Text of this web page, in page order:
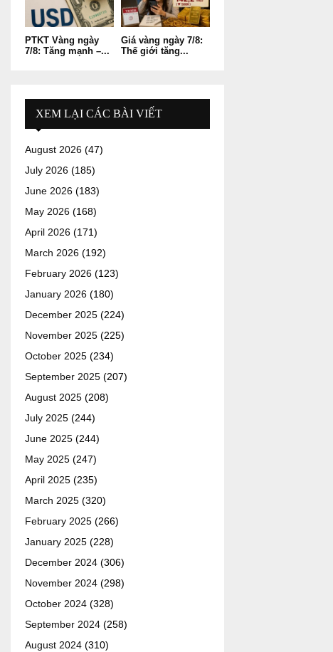
PTKT Vàng ngày
7/8: Tăng mạnh –...
Giá vàng ngày 7/8:
Thế giới tăng...
XEM LẠI CÁC BÀI VIẾT
August 2026 (47)
July 2026 (185)
June 2026 (183)
May 2026 (168)
April 2026 (171)
March 2026 (192)
February 2026 (123)
January 2026 (180)
December 2025 (224)
November 2025 (225)
October 2025 (234)
September 2025 (207)
August 2025 (208)
July 2025 (244)
June 2025 (244)
May 2025 (247)
April 2025 (235)
March 2025 (320)
February 2025 (266)
January 2025 (228)
December 2024 (306)
November 2024 (298)
October 2024 (328)
September 2024 (258)
August 2024 (310)